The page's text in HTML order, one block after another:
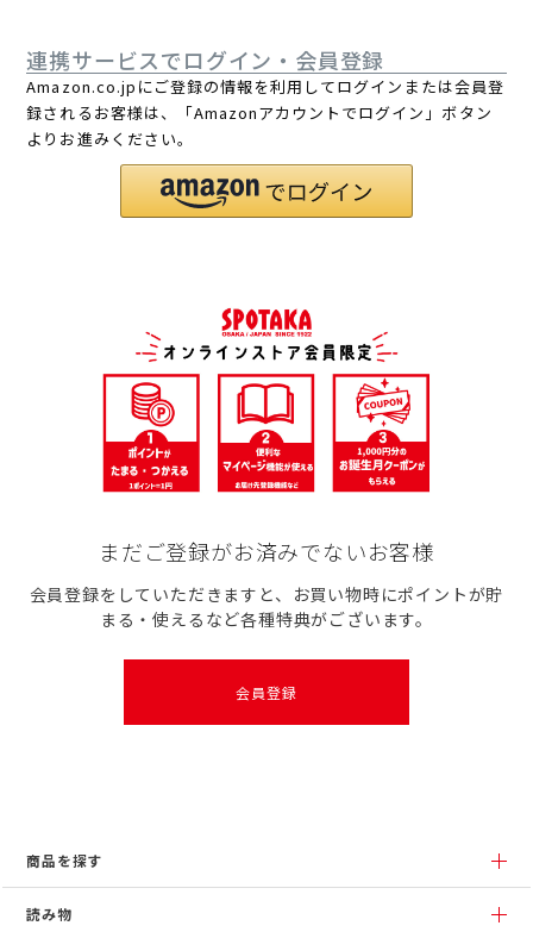
連携サービスでログイン・会員登録
Amazon.co.jpにご登録の情報を利用してログインまたは会員登
録されるお客様は、「Amazonアカウントでログイン」ボタン
よりお進みください。
まだご登録がお済みでないお客様
会員登録をしていただきますと、お買い物時にポイントが貯
まる・使えるなど各種特典がございます。
会員登録
商品を探す
読み物